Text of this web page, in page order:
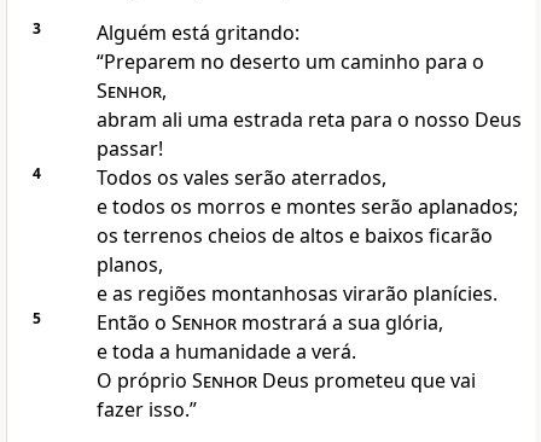
3
Alguém está gritando:
“Preparem no deserto um caminho para o
Senhor,
abram ali uma estrada reta para o nosso Deus
passar!
4
Todos os vales serão aterrados,
e todos os morros e montes serão aplanados;
os terrenos cheios de altos e baixos ficarão
planos,
e as regiões montanhosas virarão planícies.
5 Então o Senhormostrará a sua glória,
e toda a humanidade a verá.
O próprio SenhorDeus prometeu que vai
fazer isso.”